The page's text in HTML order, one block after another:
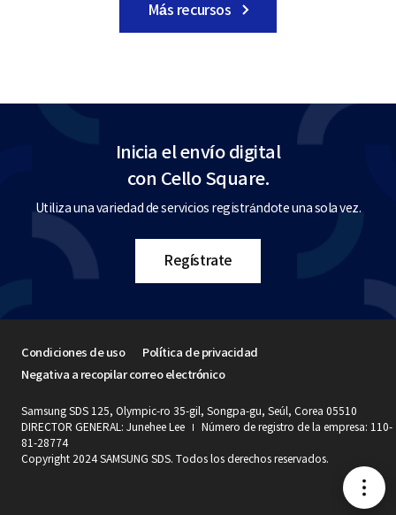
메
Más recursos
Inicia el envío digital
con Cello Square.
Utiliza una variedad de servicios registrándote una sola vez.
Regístrate
Samsung SDS 125, Olympic-ro 35-gil, Songpa-gu, Seúl, Corea 05510
DIRECTOR GENERAL: Junehee Lee
Número de registro de la empresa: 110-
81-28774
Copyright 2024 SAMSUNG SDS. Todos los derechos reservados.
Condiciones de uso
Política de privacidad
Negativa a recopilar correo electrónico